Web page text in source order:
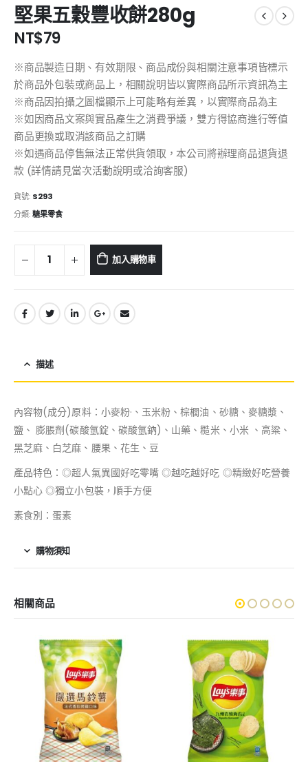
堅果五穀豐收餅280g
NT$79
※商品製造日期、有效期限、商品成份與相關注意事項皆標示
於商品外包裝或商品上，相關說明皆以實際商品所示資訊為主
※商品因拍攝之圖檔顯示上可能略有差異，以實際商品為主
※如因商品文案與實品產生之消費爭議，雙方得協商進行等值
商品更換或取消該商品之訂購
※如遇商品停售無法正常供貨領取，本公司將辦理商品退貨退
款 (詳情請見當次活動說明或洽詢客服)
貨號: S293
分類:糖果零食
加入購物車
描述
內容物(成分)原料：小麥粉·、玉米粉、棕櫚油、砂糖、麥糖漿、
鹽、 膨脹劑(碳酸氫錠、碳酸氫鈉)、山藥、糙米、小米 、高粱、
黑芝麻、白芝麻、腰果、花生、豆
產品特色：◎超人氣異國好吃零嘴 ◎越吃越好吃 ◎精緻好吃營養
小點心 ◎獨立小包裝，順手方便
素食別：蛋素
購物須知
相關商品